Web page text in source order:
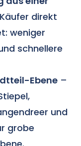
direkt
weniger
schnellere
Ebene–
und
grobe